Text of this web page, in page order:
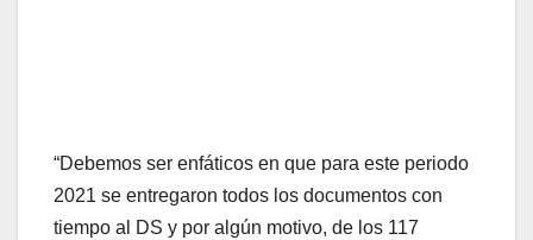
“Debemos ser enfáticos en que para este periodo
2021 se entregaron todos los documentos con
tiempo al DS y por algún motivo, de los 117